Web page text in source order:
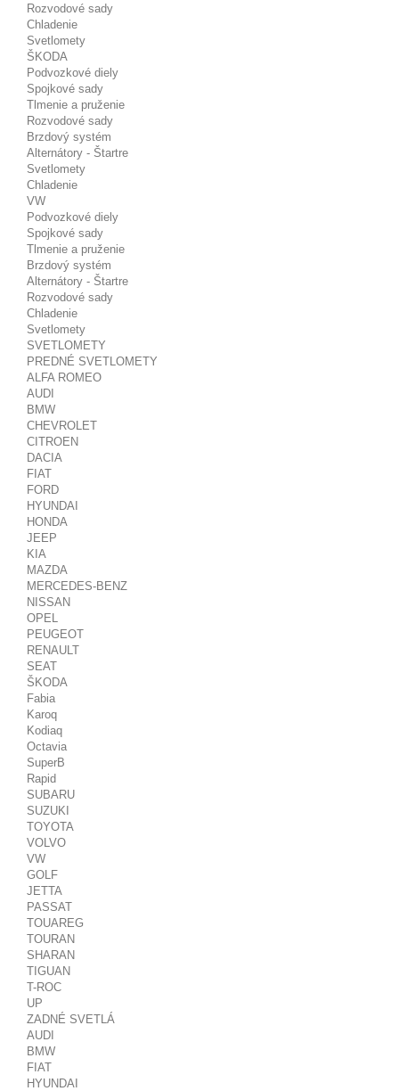
Rozvodové sady
Chladenie
Svetlomety
ŠKODA
Podvozkové diely
Spojkové sady
Tlmenie a pruženie
Rozvodové sady
Brzdový systém
Alternátory - Štartre
Svetlomety
Chladenie
VW
Podvozkové diely
Spojkové sady
Tlmenie a pruženie
Brzdový systém
Alternátory - Štartre
Rozvodové sady
Chladenie
Svetlomety
SVETLOMETY
PREDNÉ SVETLOMETY
ALFA ROMEO
AUDI
BMW
CHEVROLET
CITROEN
DACIA
FIAT
FORD
HYUNDAI
HONDA
JEEP
KIA
MAZDA
MERCEDES-BENZ
NISSAN
OPEL
PEUGEOT
RENAULT
SEAT
ŠKODA
Fabia
Karoq
Kodiaq
Octavia
SuperB
Rapid
SUBARU
SUZUKI
TOYOTA
VOLVO
VW
GOLF
JETTA
PASSAT
TOUAREG
TOURAN
SHARAN
TIGUAN
T-ROC
UP
ZADNÉ SVETLÁ
AUDI
BMW
FIAT
HYUNDAI